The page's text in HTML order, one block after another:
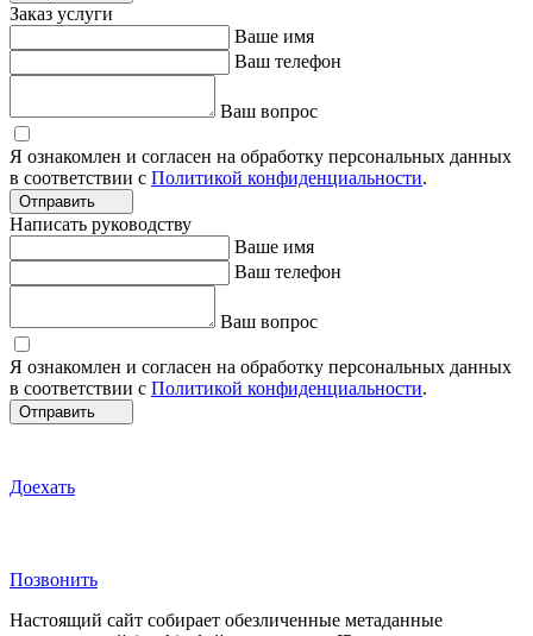
Заказ услуги
Ваше имя
Ваш телефон
Ваш вопрос
Я ознакомлен и согласен на обработку персональных данных
в соответствии с Политикой конфиденциальности.
Отправить
Написать руководству
Ваше имя
Ваш телефон
Ваш вопрос
Я ознакомлен и согласен на обработку персональных данных
в соответствии с Политикой конфиденциальности.
Отправить
Доехать
Позвонить
Настоящий сайт собирает обезличенные метаданные